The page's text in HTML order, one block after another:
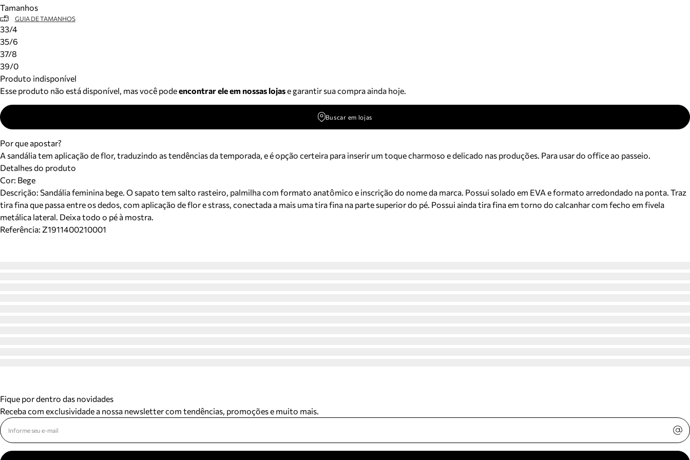
Tamanhos
GUIA DE TAMANHOS
33/4
35/6
37/8
39/0
Produto indisponível
Esse produto não está disponível, mas você podeencontrar ele em nossas lojase garantir sua compra ainda hoje.
Buscar em lojas
Por que apostar?
A sandália tem aplicação de flor, traduzindo as tendências da temporada, e é opção certeira para inserir um toque charmoso e delicado nas produções. Para usar do office ao passeio.
Detalhes do produto
Cor: Bege
Descrição: Sandália feminina bege. O sapato tem salto rasteiro, palmilha com formato anatômico e inscrição do nome da marca. Possui solado em EVA e formato arredondado na ponta. Traz
tira fina que passa entre os dedos, com aplicação de flor e strass, conectada a mais uma tira fina na parte superior do pé. Possui ainda tira fina em torno do calcanhar com fecho em fivela
metálica lateral. Deixa todo o pé à mostra.
Referência: Z1911400210001
Fique por dentro das novidades
Receba com exclusividade a nossa newsletter com tendências, promoções e muito mais.